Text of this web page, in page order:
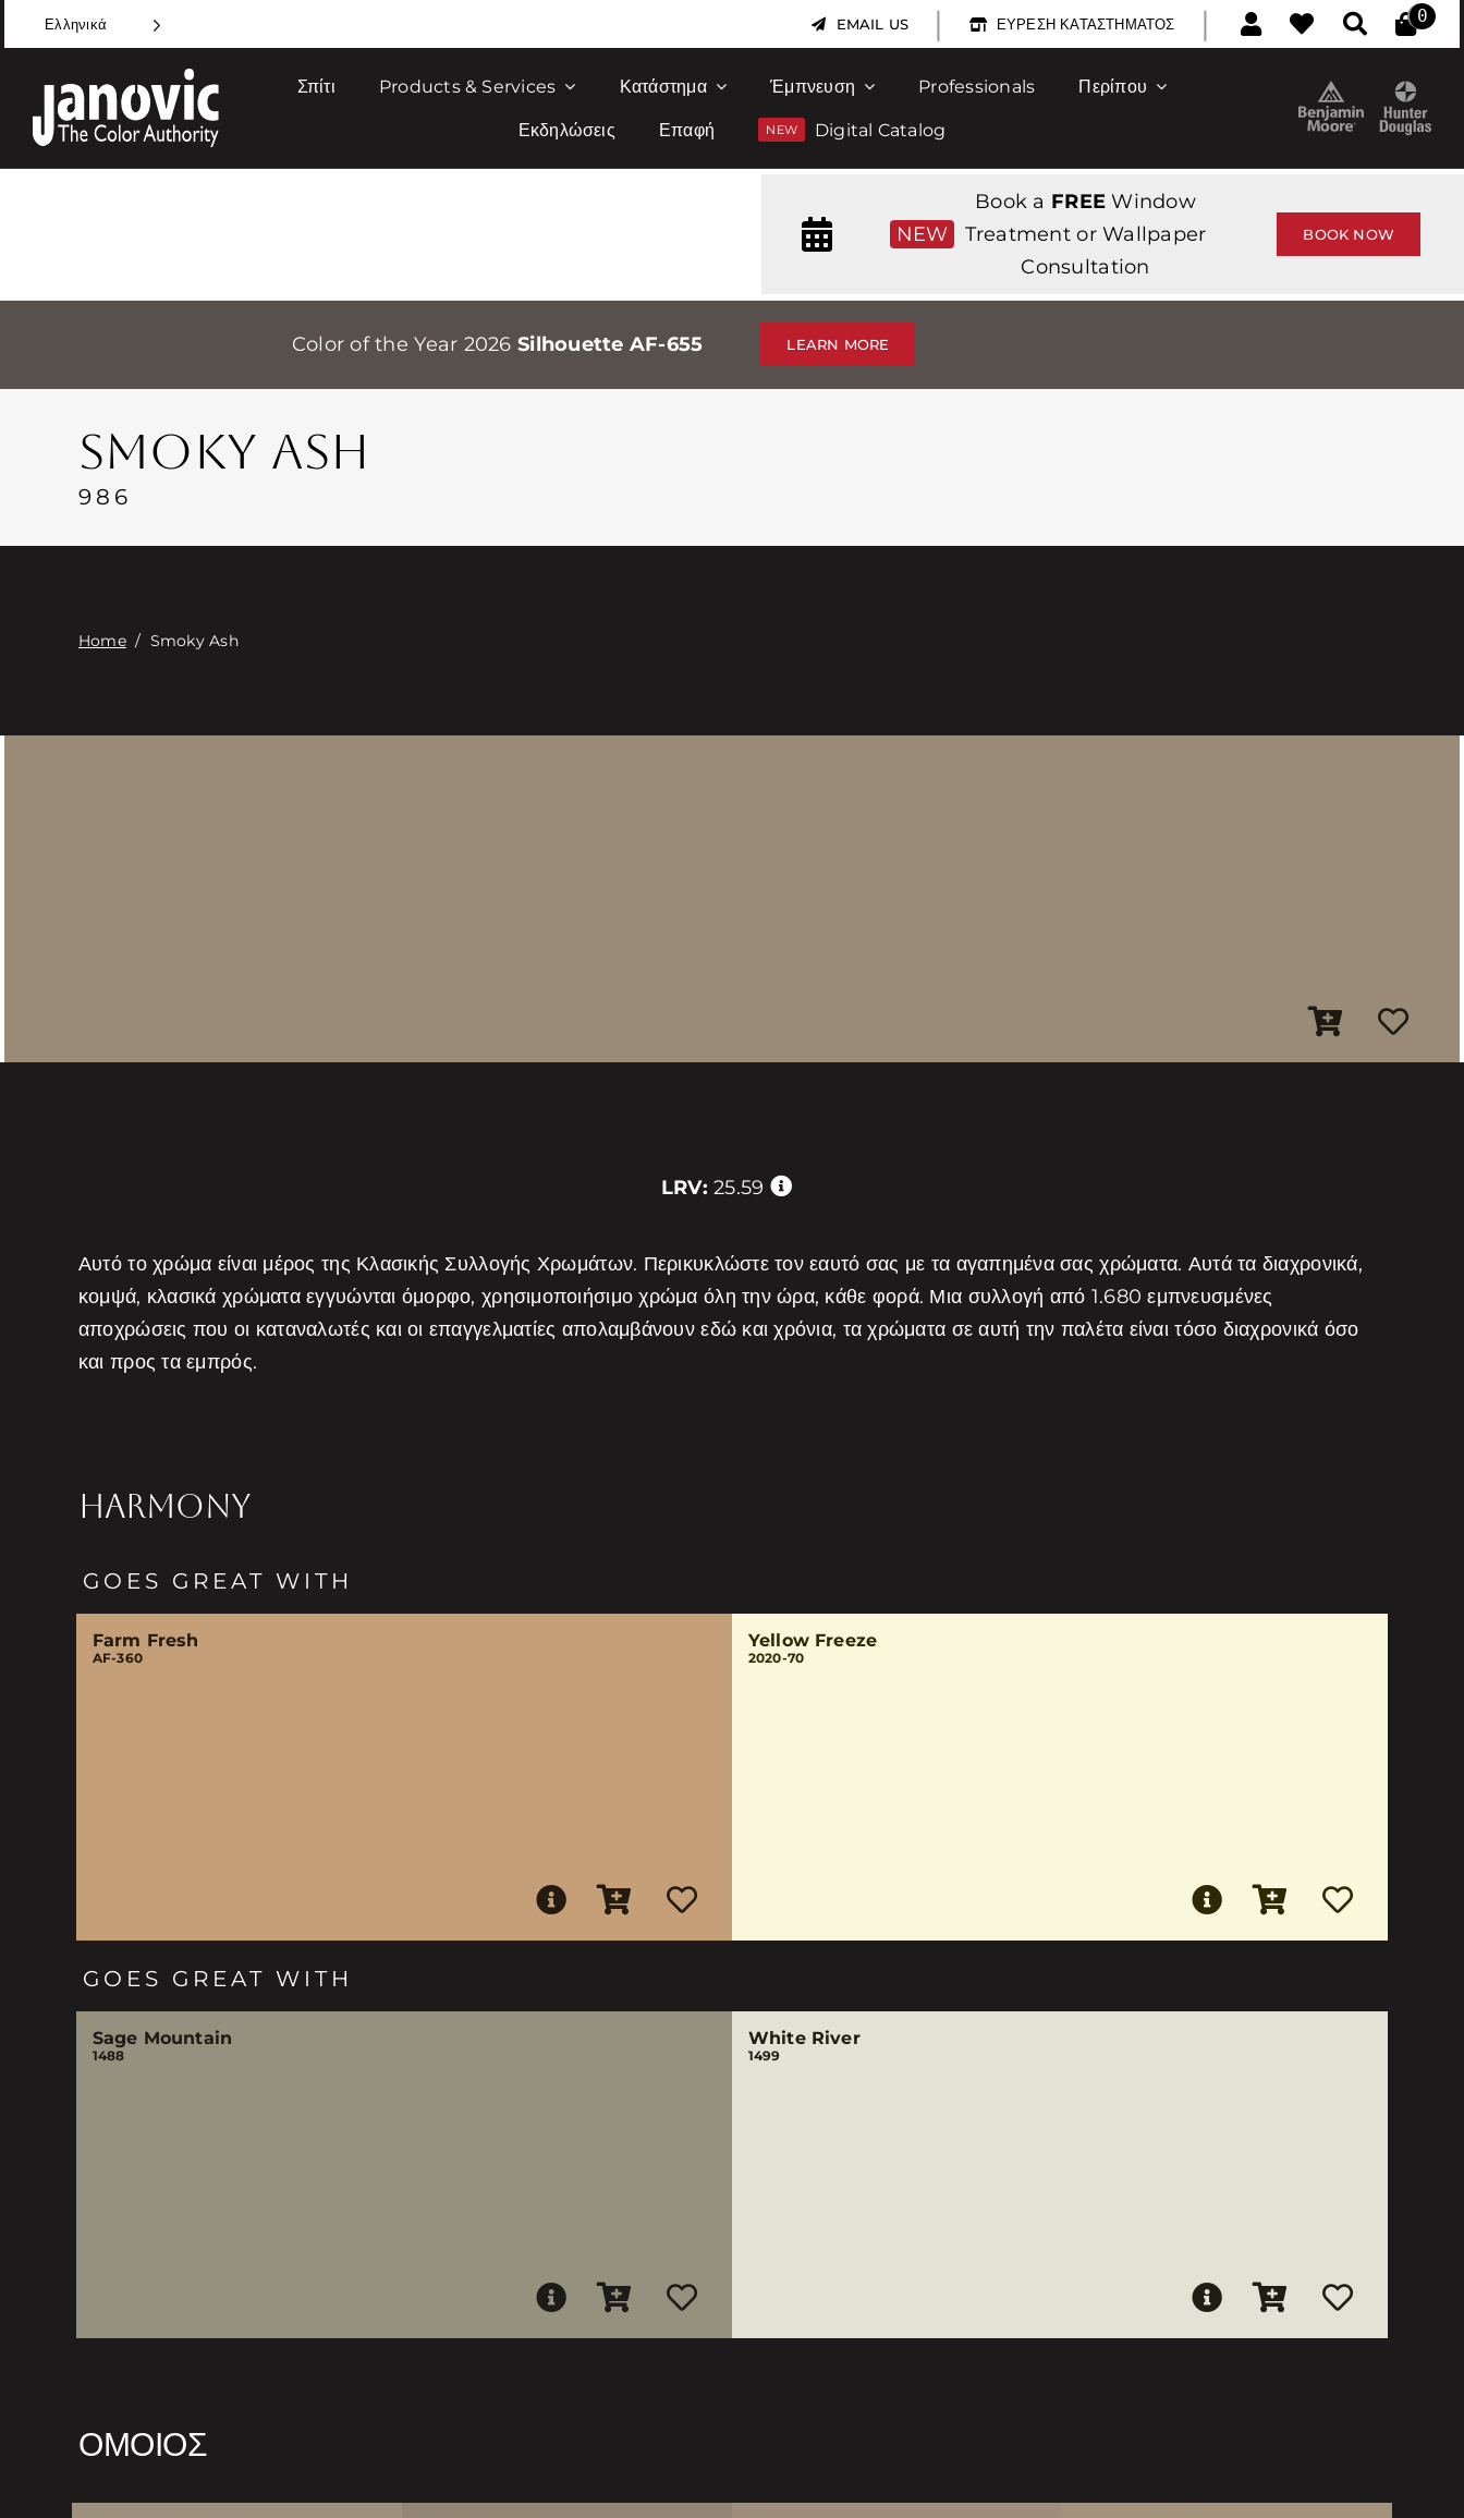
to
content
Ελληνικά EMAIL US | ΕΎΡΕΣΗ ΚΑΤΑΣΤΉΜΑΤΟΣ | 0
Σπίτι Products & Services Κατάστημα Έμπνευση Professionals Περίπου
Εκδηλώσεις Επαφή Digital Catalog
NEW
Book a FREE Window
Treatment or Wallpaper
Consultation
BOOK NOW
Color of the Year 2026 Silhouette AF-655 LEARN MORE
SMOKY ASH
986
Home/ Smoky Ash
LRV: 25.59
Αυτό το χρώμα είναι μέρος της Κλασικής Συλλογής Χρωμάτων. Περικυκλώστε τον εαυτό σας με τα αγαπημένα σας χρώματα. Αυτά τα διαχρονικά,
κομψά, κλασικά χρώματα εγγυώνται όμορφο, χρησιμοποιήσιμο χρώμα όλη την ώρα, κάθε φορά. Μια συλλογή από 1.680 εμπνευσμένες
αποχρώσεις που οι καταναλωτές και οι επαγγελματίες απολαμβάνουν εδώ και χρόνια, τα χρώματα σε αυτή την παλέτα είναι τόσο διαχρονικά όσο
και προς τα εμπρός.
HARMONY
GOES GREAT WITH
Farm Fresh
AF-360
Yellow Freeze
2020-70
GOES GREAT WITH
Sage Mountain
1488
White River
1499
ΌΜΟΙΟΣ